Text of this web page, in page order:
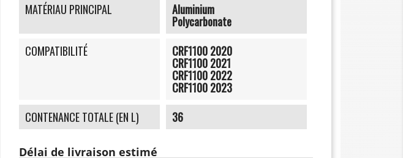
MATÉRIAU PRINCIPAL Aluminium
Polycarbonate
COMPATIBILITÉ
CRF1100 2020
CRF1100 2021
CRF1100 2022
CRF1100 2023
CONTENANCE TOTALE (EN L)
36
Délai de livraison estimé